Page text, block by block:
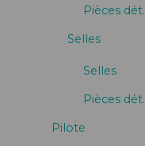
Pièces
Selles
Selles
Pièces
Pilote